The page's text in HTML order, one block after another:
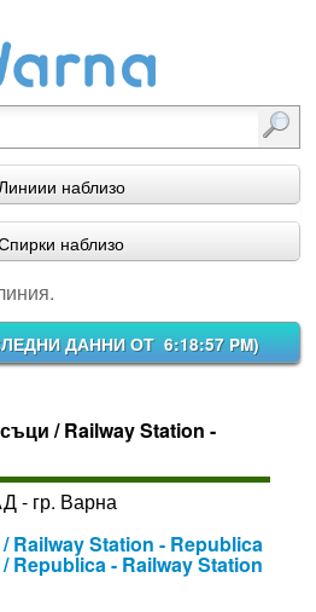
наблизо
наблизо
ДАННИ ОТ 6:18:57 PM)
/ Railway Station -
- гр. Варна
Railway Station - Republica
Republica - Railway Station